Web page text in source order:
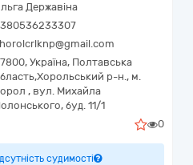
Державіна
Україна, Полтавська
Хорольський р-н., м.
, вул. Михайла
буд. 11/1
0
судимості